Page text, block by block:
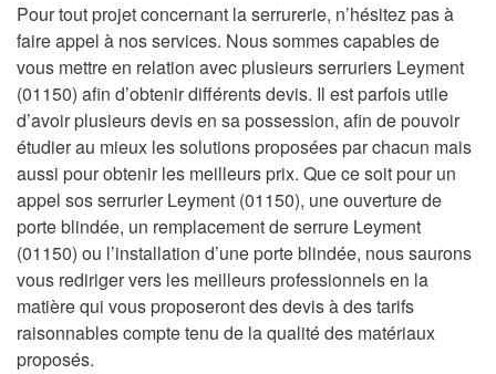
Pour tout projet concernant la serrurerie, n’hésitez pas à
faire appel à nos services. Nous sommes capables de
vous mettre en relation avec plusieurs serruriers Leyment
(01150) afin d’obtenir différents devis. Il est parfois utile
d’avoir plusieurs devis en sa possession, afin de pouvoir
étudier au mieux les solutions proposées par chacun mais
aussi pour obtenir les meilleurs prix. Que ce soit pour un
appel sos serrurier Leyment (01150), une ouverture de
porte blindée, un remplacement de serrure Leyment
(01150) ou l’installation d’une porte blindée, nous saurons
vous rediriger vers les meilleurs professionnels en la
matière qui vous proposeront des devis à des tarifs
raisonnables compte tenu de la qualité des matériaux
proposés.